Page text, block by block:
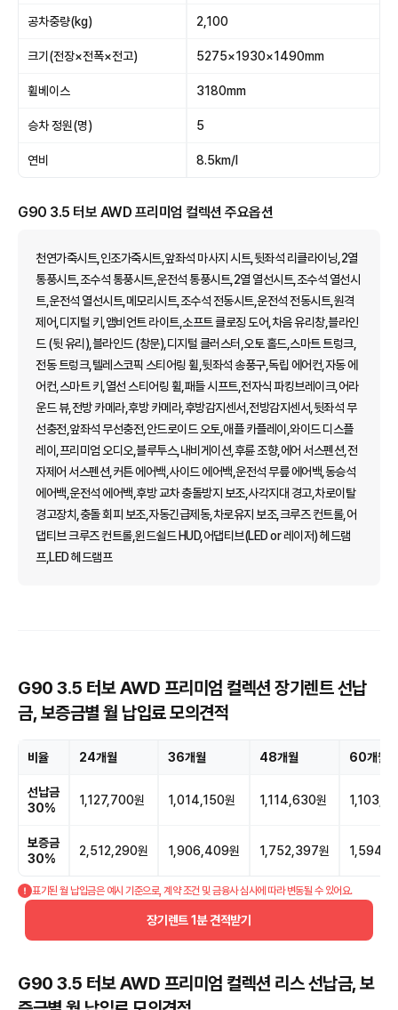
공차중량(kg) 2,100
크기(전장×전폭×전고) 5275×1930×1490mm
휠베이스 3180mm
승차 정원(명) 5
연비 8.5km/l
G90 3.5 터보 AWD 프리미엄 컬렉션 주요옵션
천연가죽시트,인조가죽시트,앞좌석 마사지 시트,뒷좌석 리클라이닝,2열
통풍시트,조수석 통풍시트,운전석 통풍시트,2열 열선시트,조수석 열선시
트,운전석 열선시트,메모리시트,조수석 전동시트,운전석 전동시트,원격
제어,디지털 키,앰비언트 라이트,소프트 클로징 도어,차음 유리창,블라인
드 (뒷 유리),블라인드 (창문),디지털 클러스터,오토 홀드,스마트 트렁크,
전동 트렁크,텔레스코픽 스티어링 휠,뒷좌석 송풍구,독립 에어컨,자동 에
어컨,스마트 키,열선 스티어링 휠,패들 시프트,전자식 파킹브레이크,어라
운드 뷰,전방 카메라,후방 카메라,후방감지센서,전방감지센서,뒷좌석 무
선충전,앞좌석 무선충전,안드로이드 오토,애플 카플레이,와이드 디스플
레이,프리미엄 오디오,블루투스,내비게이션,후륜 조향,에어 서스펜션,전
자제어 서스펜션,커튼 에어백,사이드 에어백,운전석 무릎 에어백,동승석
에어백,운전석 에어백,후방 교차 충돌방지 보조,사각지대 경고,차로이탈
경고장치,충돌 회피 보조,자동긴급제동,차로유지 보조,크루즈 컨트롤,어
댑티브 크루즈 컨트롤,윈드쉴드 HUD,어댑티브(LED or 레이저) 헤드램
프,LED 헤드램프
G90 3.5 터보 AWD 프리미엄 컬렉션 장기렌트 선납
금, 보증금별 월 납입료 모의견적
비율 24개월 36개월 48개월 60개월
선납금
30%
1,127,700원 1,014,150원 1,114,630원
보증금
30%
2,512,290원 1,906,409원 1,752,397원
표기된 월 납입금은 예시 기준으로, 계약 조건 및 금융사 심사에 따라 변동될 수 있어요.
장기렌트 1분 견적받기
G90 3.5 터보 AWD 프리미엄 컬렉션 리스 선납금, 보